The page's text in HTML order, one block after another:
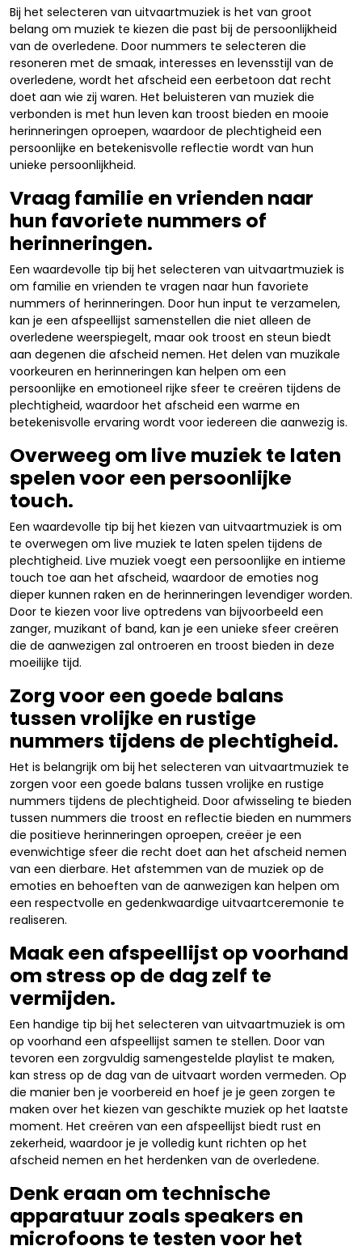
Bij het selecteren van uitvaartmuziek is het van groot
belang om muziek te kiezen die past bij de persoonlijkheid
van de overledene. Door nummers te selecteren die
resoneren met de smaak, interesses en levensstijl van de
overledene, wordt het afscheid een eerbetoon dat recht
doet aan wie zij waren. Het beluisteren van muziek die
verbonden is met hun leven kan troost bieden en mooie
herinneringen oproepen, waardoor de plechtigheid een
persoonlijke en betekenisvolle reflectie wordt van hun
unieke persoonlijkheid.
Vraag familie en vrienden naar
hun favoriete nummers of
herinneringen.
Een waardevolle tip bij het selecteren van uitvaartmuziek is
om familie en vrienden te vragen naar hun favoriete
nummers of herinneringen. Door hun input te verzamelen,
kan je een afspeellijst samenstellen die niet alleen de
overledene weerspiegelt, maar ook troost en steun biedt
aan degenen die afscheid nemen. Het delen van muzikale
voorkeuren en herinneringen kan helpen om een
persoonlijke en emotioneel rijke sfeer te creëren tijdens de
plechtigheid, waardoor het afscheid een warme en
betekenisvolle ervaring wordt voor iedereen die aanwezig is.
Overweeg om live muziek te laten
spelen voor een persoonlijke
touch.
Een waardevolle tip bij het kiezen van uitvaartmuziek is om
te overwegen om live muziek te laten spelen tijdens de
plechtigheid. Live muziek voegt een persoonlijke en intieme
touch toe aan het afscheid, waardoor de emoties nog
dieper kunnen raken en de herinneringen levendiger worden.
Door te kiezen voor live optredens van bijvoorbeeld een
zanger, muzikant of band, kan je een unieke sfeer creëren
die de aanwezigen zal ontroeren en troost bieden in deze
moeilijke tijd.
Zorg voor een goede balans
tussen vrolijke en rustige
nummers tijdens de plechtigheid.
Het is belangrijk om bij het selecteren van uitvaartmuziek te
zorgen voor een goede balans tussen vrolijke en rustige
nummers tijdens de plechtigheid. Door afwisseling te bieden
tussen nummers die troost en reflectie bieden en nummers
die positieve herinneringen oproepen, creëer je een
evenwichtige sfeer die recht doet aan het afscheid nemen
van een dierbare. Het afstemmen van de muziek op de
emoties en behoeften van de aanwezigen kan helpen om
een respectvolle en gedenkwaardige uitvaartceremonie te
realiseren.
Maak een afspeellijst op voorhand
om stress op de dag zelf te
vermijden.
Een handige tip bij het selecteren van uitvaartmuziek is om
op voorhand een afspeellijst samen te stellen. Door van
tevoren een zorgvuldig samengestelde playlist te maken,
kan stress op de dag van de uitvaart worden vermeden. Op
die manier ben je voorbereid en hoef je je geen zorgen te
maken over het kiezen van geschikte muziek op het laatste
moment. Het creëren van een afspeellijst biedt rust en
zekerheid, waardoor je je volledig kunt richten op het
afscheid nemen en het herdenken van de overledene.
Denk eraan om technische
apparatuur zoals speakers en
microfoons te testen voor het